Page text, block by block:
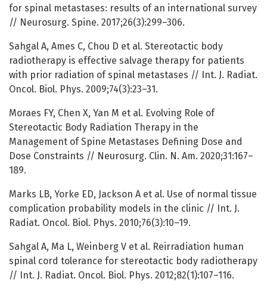
for spinal metastases: results of an international survey
// Neurosurg. Spine. 2017;26(3):299–306.
Sahgal A, Ames C, Chou D et al. Stereotactic body
radiotherapy is effective salvage therapy for patients
with prior radiation of spinal metastases // Int. J. Radiat.
Oncol. Biol. Phys. 2009;74(3):23–31.
Moraes FY, Chen X, Yan М et al. Evolving Role of
Stereotactic Body Radiation Therapy in the
Management of Spine Metastases Defining Dose and
Dose Constraints // Neurosurg. Clin. N. Am. 2020;31:167–
189.
Marks LB, Yorke ED, Jackson A et al. Use of normal tissue
complication probability models in the clinic // Int. J.
Radiat. Oncol. Biol. Phys. 2010;76(3):10–19.
Sahgal A, Ma L, Weinberg V et al. Reirradiation human
spinal cord tolerance for stereotactic body radiotherapy
// Int. J. Radiat. Oncol. Biol. Phys. 2012;82(1):107–116.